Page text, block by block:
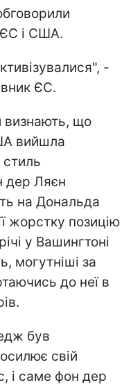
ЄС і США.
-
ЄС.
визнають, що
вийшла
дер Ляєн
на Дональда
жорстку позицію
у Вашингтоні
могутніші за
до неї в
був
свій
і саме фон дер